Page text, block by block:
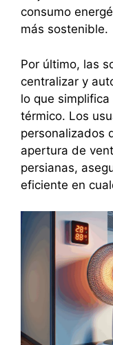
consumo
más sostenible.
Por último, las
centralizar y
lo que
térmico. Los
personalizados
apertura de
persianas,
eficiente en